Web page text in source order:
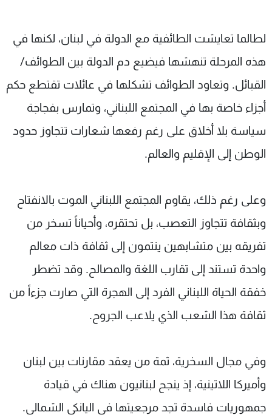
لطالما تعايشت الطائفية مع الدولة في لبنان، لكنها في
هذه المرحلة تنهشها فيضيع دم الدولة بين الطوائف/
القبائل. وتعاود الطوائف تشكلها في عائلات تقتطع حكم
أجزاء خاصة بها في المجتمع اللبناني، وتمارس بفجاجة
سياسة بلا أخلاق على رغم رفعها شعارات تتجاوز حدود
الوطن إلى الإقليم والعالم.
وعلى رغم ذلك، يقاوم المجتمع اللبناني الموت بالانفتاح
وبثقافة تتجاوز التعصب، بل تحتقره، وأحياناً تسخر من
تفريقه بين متشابهين ينتمون إلى ثقافة ذات معالم
واحدة تستند إلى تقارب اللغة والمصالح. وقد تضطر
خفقة الحياة اللبناني الفرد إلى الهجرة التي صارت جزءاً من
ثقافة هذا الشعب الذي يلاعب الجروح.
وفي مجال السخرية، ثمة من يعقد مقارنات بين لبنان
وأميركا اللاتينية، إذ ينجح لبنانيون هناك في قيادة
جمهوريات فاسدة تجد مرجعيتها في اليانكي الشمالي.